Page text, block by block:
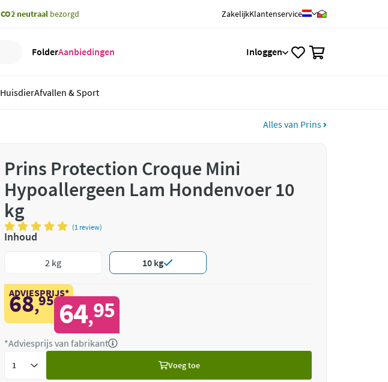
CO2 neutraal bezorgd ZakelijkKlantenservice
FolderAanbiedingen Inloggen
HuisdierAfvallen & Sport
Alles van Prins
Prins Protection Croque Mini
Hypoallergeen Lam Hondenvoer 10
kg
(1 review)
Inhoud
2 kg 10 kg
ADVIESPRIJS*
68,95 64,95
*Adviesprijs van fabrikant
Voeg toe